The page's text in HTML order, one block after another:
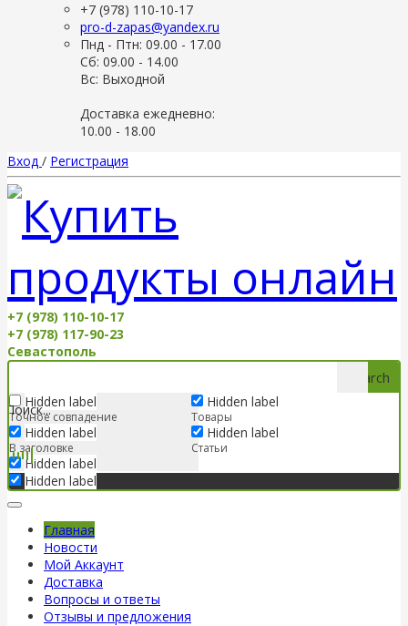
+7 (978) 110-10-17
pro-d-zapas@yandex.ru
Пнд - Птн: 09.00 - 17.00
Сб: 09.00 - 14.00
Вс: Выходной
Доставка ежедневно:
10.00 - 18.00
Вход / Регистрация
+7 (978) 110-10-17
+7 (978) 117-90-23
Севастополь
Search
Hidden label
Точное совпадение
Hidden label
В заголовке
Hidden label
Hidden label
Hidden label
Товары
Hidden label
Статьи
Главная
Новости
Мой Аккаунт
Доставка
Вопросы и ответы
Отзывы и предложения